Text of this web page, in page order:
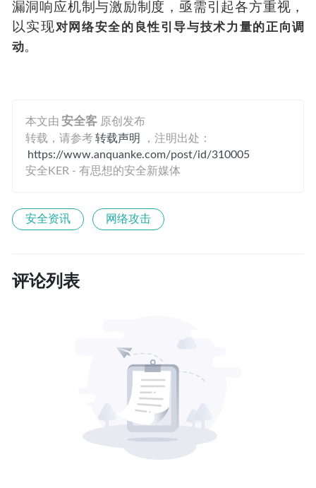
漏洞响应机制与激励制度，亟需引起各方重视，
以实现对网络安全的良性引导与技术力量的正向调
动。
本文由 安全客 原创发布
转载，请参考 转载声明
，注明出处：
https://www.anquanke.com/post/id/310005
安全KER - 有思想的安全新媒体
安全资讯 网络攻击
评论列表